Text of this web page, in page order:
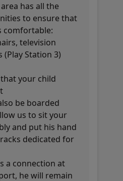
has all the
to ensure that
comfortable:
television
(Play Station 3)
your child
be boarded
us to sit your
and put his hand
dedicated for
a connection at
he will remain